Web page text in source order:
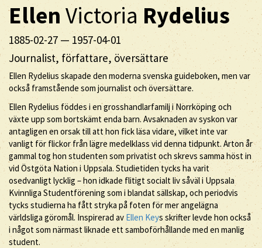
Ellen Victoria Rydelius
1885-02-27 — 1957-04-01
Journalist, författare, översättare
Ellen Rydelius skapade den moderna svenska guideboken, men var
också framstående som journalist och översättare.
Ellen Rydelius föddes i en grosshandlarfamilj i Norrköping och
växte upp som bortskämt enda barn. Avsaknaden av syskon var
antagligen en orsak till att hon fick läsa vidare, vilket inte var
vanligt för flickor från lägre medelklass vid denna tidpunkt. Arton år
gammal tog hon studenten som privatist och skrevs samma höst in
vid Östgöta Nation i Uppsala. Studietiden tycks ha varit
osedvanligt lycklig – hon idkade flitigt socialt liv såväl i Uppsala
Kvinnliga Studentförening som i blandat sällskap, och periodvis
tycks studierna ha fått stryka på foten för mer angelägna
världsliga göromål. Inspirerad av Ellen Keys skrifter levde hon också
i något som närmast liknade ett samboförhållande med en manlig
student.